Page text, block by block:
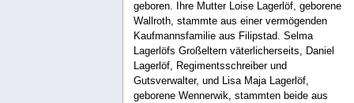
geboren. Ihre Mutter Loise Lagerlöf, geborene
Wallroth, stammte aus einer vermögenden
Kaufmannsfamilie aus Filipstad. Selma
Lagerlöfs Großeltern väterlicherseits, Daniel
Lagerlöf, Regimentsschreiber und
Gutsverwalter, und Lisa Maja Lagerlöf,
geborene Wennerwik, stammten beide aus